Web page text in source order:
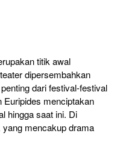
titik awal
dipersembahkan
dari festival-festival
Euripides menciptakan
hingga saat ini. Di
yang mencakup drama